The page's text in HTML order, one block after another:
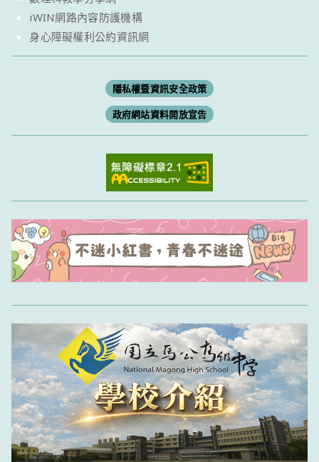
iWIN網路內容防護機構
身心障礙權利公約資訊網
隱私權暨資訊安全政策
政府網站資料開放宣告